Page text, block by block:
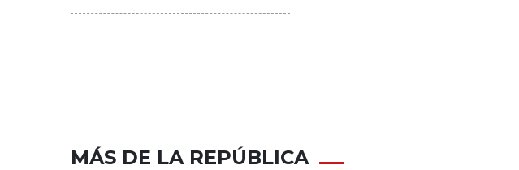
MÁS DE LA REPÚBLICA